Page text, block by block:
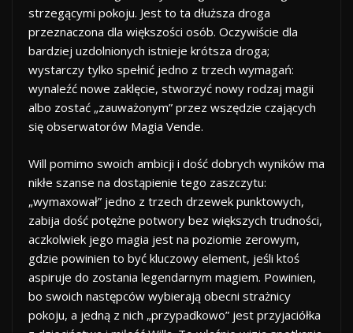
strzegącymi pokoju. Jest to ta dłuższa droga
przeznaczona dla większości osób. Oczywiście dla
bardziej uzdolnionych istnieje krótsza droga;
wystarczy tylko spełnić jedno z trzech wymagań:
wynaleźć nowe zaklęcie, stworzyć nowy rodzaj magii
albo zostać „zauważonym” przez wszędzie czających
się obserwatorów Magia Vende.
Will pomimo swoich ambicji i dość dobrych wyników ma
nikłe szanse na dostąpienie tego zaszczytu:
„wymaxował” jedno z trzech drzewek punktowych,
zabija dość potężne potwory bez większych trudności,
aczkolwiek jego magia jest na poziomie zerowym,
gdzie powinien to być kluczowy element, jeśli ktoś
aspiruje do zostania legendarnym magiem. Powinien,
bo swoich następców wybierają obecni strażnicy
pokoju, a jedną z nich „przypadkowo” jest przyjaciółka